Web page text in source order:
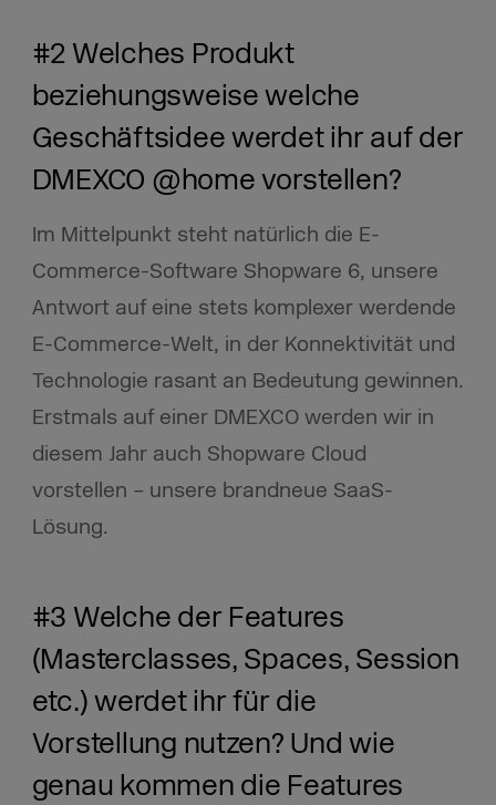
#2 Welches Produkt
beziehungsweise welche
Geschäftsidee werdet ihr auf der
DMEXCO @home vorstellen?
Im Mittelpunkt steht natürlich die E-
Commerce-Software Shopware 6, unsere
Antwort auf eine stets komplexer werdende
E-Commerce-Welt, in der Konnektivität und
Technologie rasant an Bedeutung gewinnen.
Erstmals auf einer DMEXCO werden wir in
diesem Jahr auch Shopware Cloud
vorstellen – unsere brandneue SaaS-
Lösung.
#3 Welche der Features
(Masterclasses, Spaces, Session
etc.) werdet ihr für die
Vorstellung nutzen? Und wie
genau kommen die Features